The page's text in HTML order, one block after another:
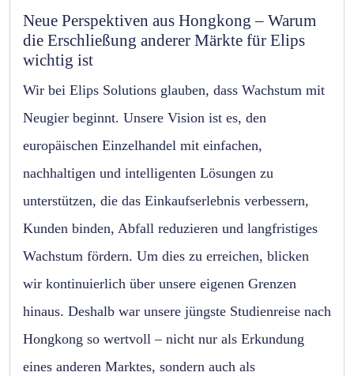
Neue Perspektiven aus Hongkong – Warum
die Erschließung anderer Märkte für Elips
wichtig ist
Wir bei Elips Solutions glauben, dass Wachstum mit
Neugier beginnt. Unsere Vision ist es, den
europäischen Einzelhandel mit einfachen,
nachhaltigen und intelligenten Lösungen zu
unterstützen, die das Einkaufserlebnis verbessern,
Kunden binden, Abfall reduzieren und langfristiges
Wachstum fördern. Um dies zu erreichen, blicken
wir kontinuierlich über unsere eigenen Grenzen
hinaus. Deshalb war unsere jüngste Studienreise nach
Hongkong so wertvoll – nicht nur als Erkundung
eines anderen Marktes, sondern auch als